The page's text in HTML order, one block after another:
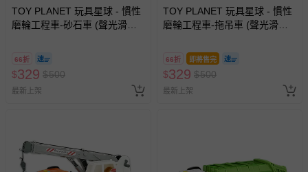
TOY PLANET 玩具星球 - 慣性
磨輪工程車-砂石車 (聲光滑行
66折
$329 $500
最新上架
TOY PLANET 玩具星球 - 慣性
磨輪工程車-拖吊車 (聲光滑行
廂型車 垃圾車 砂石車 男孩 兒
童 玩具 男童生日禮物 )
66折 即將售完
$329 $500
最新上架